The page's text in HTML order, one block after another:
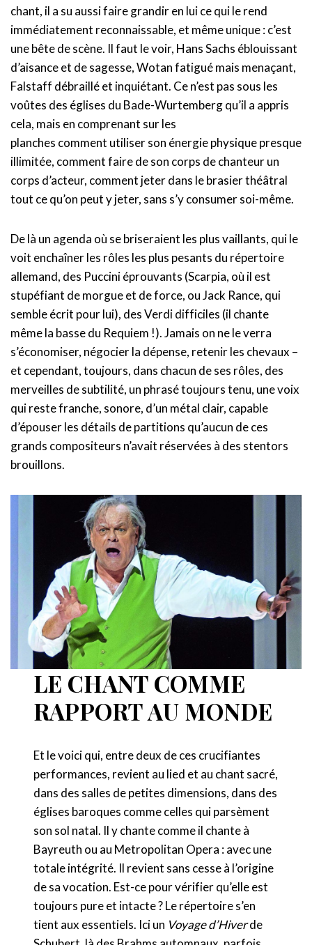
chant, il a su aussi faire grandir en lui ce qui le rend
immédiatement reconnaissable, et même unique : c’est
une bête de scène. Il faut le voir, Hans Sachs éblouissant
d’aisance et de sagesse, Wotan fatigué mais menaçant,
Falstaff débraillé et inquiétant. Ce n’est pas sous les
voûtes des églises du Bade-Wurtemberg qu’il a appris
cela, mais en comprenant sur les
planches comment utiliser son énergie physique presque
illimitée, comment faire de son corps de chanteur un
corps d’acteur, comment jeter dans le brasier théâtral
tout ce qu’on peut y jeter, sans s’y consumer soi-même.
De là un agenda où se briseraient les plus vaillants, qui le
voit enchaîner les rôles les plus pesants du répertoire
allemand, des Puccini éprouvants (Scarpia, où il est
stupéfiant de morgue et de force, ou Jack Rance, qui
semble écrit pour lui), des Verdi difficiles (il chante
même la basse du Requiem !). Jamais on ne le verra
s’économiser, négocier la dépense, retenir les chevaux –
et cependant, toujours, dans chacun de ses rôles, des
merveilles de subtilité, un phrasé toujours tenu, une voix
qui reste franche, sonore, d’un métal clair, capable
d’épouser les détails de partitions qu’aucun de ces
grands compositeurs n’avait réservées à des stentors
brouillons.
LE CHANT COMME
RAPPORT AU MONDE
Et le voici qui, entre deux de ces crucifiantes
performances, revient au lied et au chant sacré,
dans des salles de petites dimensions, dans des
églises baroques comme celles qui parsèment
son sol natal. Il y chante comme il chante à
Bayreuth ou au Metropolitan Opera : avec une
totale intégrité. Il revient sans cesse à l’origine
de sa vocation. Est-ce pour vérifier qu’elle est
toujours pure et intacte ? Le répertoire s’en
tient aux essentiels. Ici un Voyage d’Hiverde